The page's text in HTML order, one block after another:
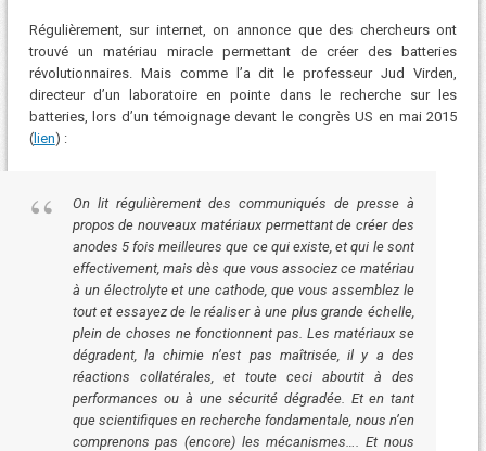
Régulièrement, sur internet, on annonce que des chercheurs ont
trouvé un matériau miracle permettant de créer des batteries
révolutionnaires. Mais comme l’a dit le professeur Jud Virden,
directeur d’un laboratoire en pointe dans le recherche sur les
batteries, lors d’un témoignage devant le congrès US en mai 2015
(lien) :
On lit régulièrement des communiqués de presse à
propos de nouveaux matériaux permettant de créer des
anodes 5 fois meilleures que ce qui existe, et qui le sont
effectivement, mais dès que vous associez ce matériau
à un électrolyte et une cathode, que vous assemblez le
tout et essayez de le réaliser à une plus grande échelle,
plein de choses ne fonctionnent pas. Les matériaux se
dégradent, la chimie n’est pas maîtrisée, il y a des
réactions collatérales, et toute ceci aboutit à des
performances ou à une sécurité dégradée. Et en tant
que scientifiques en recherche fondamentale, nous n’en
comprenons pas (encore) les mécanismes…. Et nous